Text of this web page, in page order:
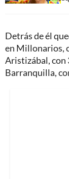
Detrás de él
en Millonarios,
Aristizábal, con
Barranquilla,